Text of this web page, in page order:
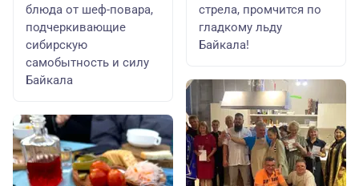
блюда от шеф-повара,
подчеркивающие
сибирскую
самобытность и силу
Байкала
стрела, промчится по
гладкому льду
Байкала!